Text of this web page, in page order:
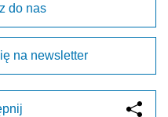
do nas
na newsletter